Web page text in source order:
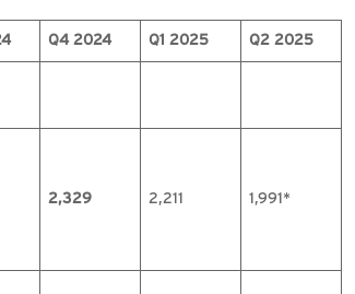
Q4 2024 Q1 2025 Q2 2025
2,329 2,211 1,991*